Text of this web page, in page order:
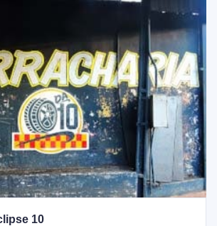
10